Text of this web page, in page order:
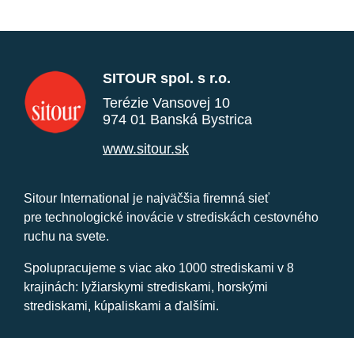
SITOUR spol. s r.o.
Terézie Vansovej 10
974 01 Banská Bystrica
www.sitour.sk
Sitour International je najväčšia firemná sieť
pre technologické inovácie v strediskách cestovného
ruchu na svete.
Spolupracujeme s viac ako 1000 strediskami v 8
krajinách: lyžiarskymi strediskami, horskými
strediskami, kúpaliskami a ďalšími.